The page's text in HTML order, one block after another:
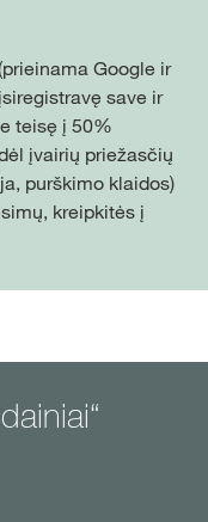
Google ir
save ir
teisę į 50%
įvairių priežasčių
purškimo klaidos)
kreipkitės į